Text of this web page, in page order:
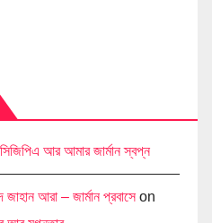
আর আমার জার্মান স্বপ্ন
জাহান আরা – জার্মান প্রবাসেon